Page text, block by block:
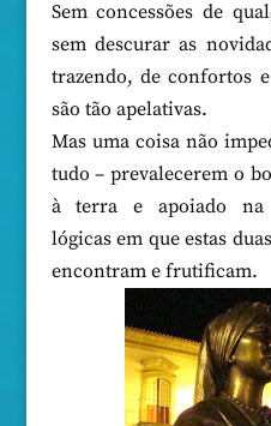
Sem concessões de
sem descurar as
trazendo, de confortos
são tão apelativas.
Mas uma coisa não
tudo – prevalecerem o
à terra e apoiado na
lógicas em que estas
encontram e